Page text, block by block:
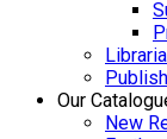
Our
New